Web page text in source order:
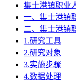
集士港镇职业
一、集士港镇
二、集士港镇
1.研究工具
2.研究对象
3.实施步骤
4.数据处理